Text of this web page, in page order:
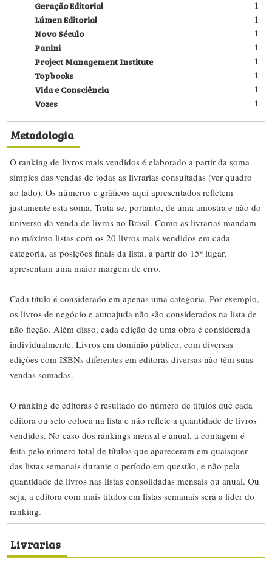
1
Geração Editorial
1
Lúmen Editorial
1
Novo Século
1
Panini
1
Project Management Institute
1
Topbooks
1
Vida e Consciência
1
Vozes
Metodologia
O ranking de livros mais vendidos é elaborado a partir da soma
simples das vendas de todas as livrarias consultadas (ver quadro
ao lado). Os números e gráficos aqui apresentados refletem
justamente esta soma. Trata-se, portanto, de uma amostra e não do
universo da venda de livros no Brasil. Como as livrarias mandam
no máximo listas com os 20 livros mais vendidos em cada
categoria, as posições finais da lista, a partir do 15º lugar,
apresentam uma maior margem de erro.
Cada título é considerado em apenas uma categoria. Por exemplo,
os livros de negócio e autoajuda não são considerados na lista de
não ficção. Além disso, cada edição de uma obra é considerada
individualmente. Livros em domínio público, com diversas
edições com ISBNs diferentes em editoras diversas não têm suas
vendas somadas.
O ranking de editoras é resultado do número de títulos que cada
editora ou selo coloca na lista e não reflete a quantidade de livros
vendidos. No caso dos rankings mensal e anual, a contagem é
feita pelo número total de títulos que apareceram em quaisquer
das listas semanais durante o período em questão, e não pela
quantidade de livros nas listas consolidadas mensais ou anual. Ou
seja, a editora com mais títulos em listas semanais será a líder do
ranking.
Livrarias